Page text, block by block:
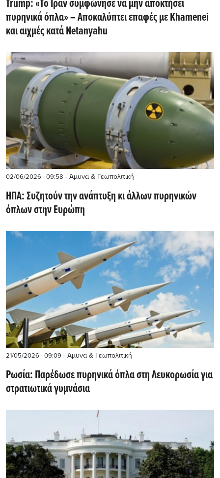
Trump: «Το Ιράν συμφώνησε να μην αποκτήσει
πυρηνικά όπλα» – Αποκαλύπτει επαφές με Khamenei
και αιχμές κατά Netanyahu
02/06/2026 - 09:58 - Άμυνα & Γεωπολιτική
ΗΠΑ: Συζητούν την ανάπτυξη κι άλλων πυρηνικών
όπλων στην Ευρώπη
21/05/2026 - 09:09 - Άμυνα & Γεωπολιτική
Ρωσία: Παρέδωσε πυρηνικά όπλα στη Λευκορωσία για
στρατιωτικά γυμνάσια